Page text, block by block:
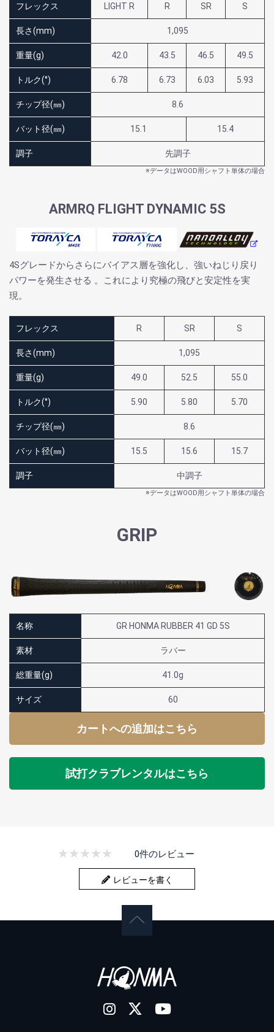
フレックス LIGHT R R SR S
長さ(mm) 1,095
重量(g) 42.0 43.5 46.5 49.5
トルク(°) 6.78 6.73 6.03 5.93
チップ径(㎜) 8.6
バット径(㎜) 15.1 15.4
調子 先調子
※データはWOOD用シャフト単体の場合
ARMRQ FLIGHT DYNAMIC 5S
4Sグレードからさらにバイアス層を強化し、強いねじり戻り
パワーを発生させる 。これにより究極の飛びと安定性を実
現。
フレックス R SR S
長さ(mm) 1,095
重量(g) 49.0 52.5 55.0
トルク(°) 5.90 5.80 5.70
チップ径(㎜) 8.6
バット径(㎜) 15.5 15.6 15.7
調子 中調子
※データはWOOD用シャフト単体の場合
GRIP
名称 GR HONMA RUBBER 41 GD 5S
素材 ラバー
総重量(g) 41.0g
サイズ 60
カートへの追加はこちら
試打クラブレンタルはこちら
0件のレビュー
レビューを書く